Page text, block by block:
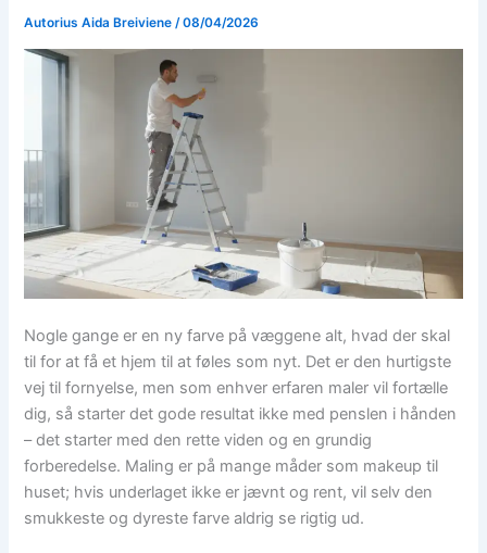
Autorius Aida Breiviene/08/04/2026
Nogle gange er en ny farve på væggene alt, hvad der skal
til for at få et hjem til at føles som nyt. Det er den hurtigste
vej til fornyelse, men som enhver erfaren maler vil fortælle
dig, så starter det gode resultat ikke med penslen i hånden
– det starter med den rette viden og en grundig
forberedelse. Maling er på mange måder som makeup til
huset; hvis underlaget ikke er jævnt og rent, vil selv den
smukkeste og dyreste farve aldrig se rigtig ud.